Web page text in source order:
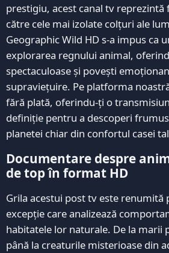
prestigiu, acest canal tv reprezintă
către cele mai izolate colțuri ale
Geographic Wild HD s-a impus ca
explorarea regnului animal,
spectaculoase și povești
supraviețuire. Pe platforma
fără plată, oferindu-ți o
definiție pentru a descoperi
planetei chiar din confortul casei
Documentare despre
de top în format HD
Grila acestui post tv este
excepție care analizează
habitatele lor naturale. De la marii
până la creaturile misterioase din